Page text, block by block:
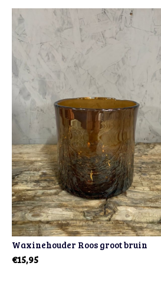
Waxinehouder Roos groot bruin
€15,95